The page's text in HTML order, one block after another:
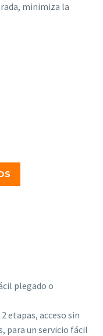
minimiza la
plegado o
etapas, acceso sin
para un servicio fácil